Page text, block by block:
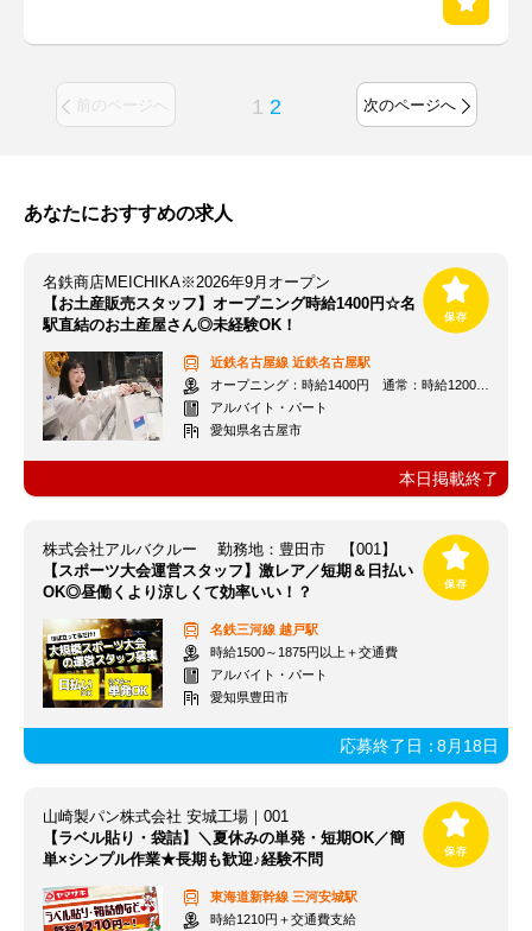
前のページへ 1 2 次のページへ
あなたにおすすめの求人
名鉄商店MEICHIKA※2026年9月オープン
【お土産販売スタッフ】オープニング時給1400円☆名
駅直結のお土産屋さん◎未経験OK！
近鉄名古屋線 近鉄名古屋駅
オープニング：時給1400円 通常：時給1200円～＋交通費全額支給
アルバイト・パート
愛知県名古屋市
本日掲載終了
株式会社アルバクルー 勤務地：豊田市 【001】
【スポーツ大会運営スタッフ】激レア／短期＆日払い
OK◎昼働くより涼しくて効率いい！？
名鉄三河線 越戸駅
時給1500～1875円以上＋交通費
アルバイト・パート
愛知県豊田市
応募終了日：8月18日
山崎製パン株式会社 安城工場｜001
【ラベル貼り・袋詰】＼夏休みの単発・短期OK／簡
単×シンプル作業★長期も歓迎♪経験不問
東海道新幹線 三河安城駅
時給1210円＋交通費支給